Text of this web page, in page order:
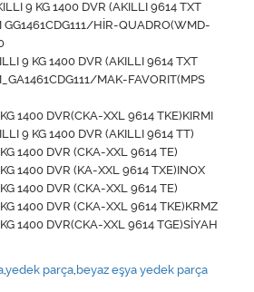
9 KG 1400 DVR (AKILLI 9614 TXT
GG1461CDG111/HİR-QUADRO(WMD-
9 KG 1400 DVR (AKILLI 9614 TXT
MAK-FAVORIT(MPS
1400 DVR(CKA-XXL 9614 TKE)KIRMI
9 KG 1400 DVR (AKILLI 9614 TT)
1400 DVR (CKA-XXL 9614 TE)
1400 DVR (KA-XXL 9614 TXE)INOX
1400 DVR (CKA-XXL 9614 TE)
1400 DVR (CKA-XXL 9614 TKE)KRMZ
1400 DVR(CKA-XXL 9614 TGE)SİYAH
,yedek parça, beyaz eşya yedek parça